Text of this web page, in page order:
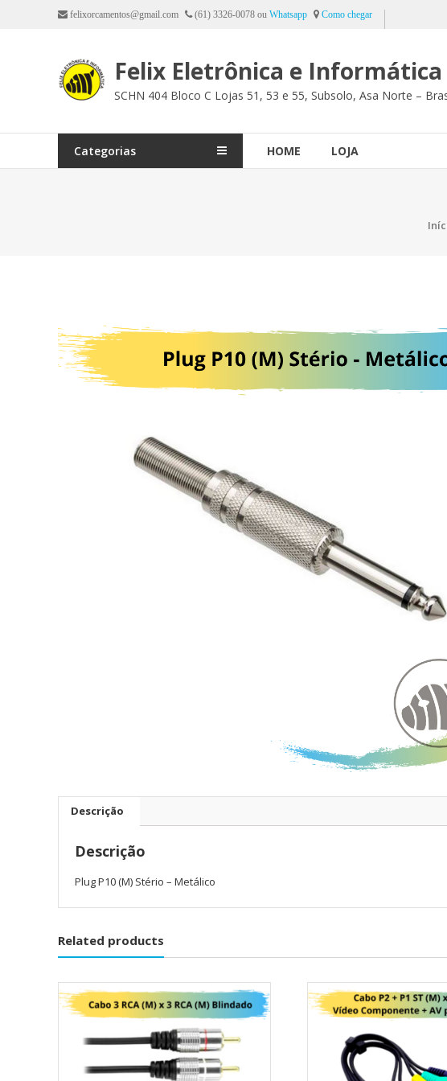
felixorcamentos@gmail.com (61) 3326-0078 ou Whatsapp Como chegar
Felix Eletrônica e Informática
SCHN 404 Bloco C Lojas 51, 53 e 55, Subsolo, Asa Norte –
Categorias HOME LOJA
Descrição
Descrição
Plug P10 (M) Stério – Metálico
Related products